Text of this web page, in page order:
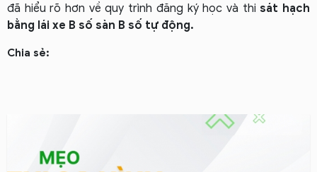
đã hiểu rõ hơn về quy trình đăng ký học và thisát hạch
bằng lái xe B số sàn B số tự động.
Chia sẻ: